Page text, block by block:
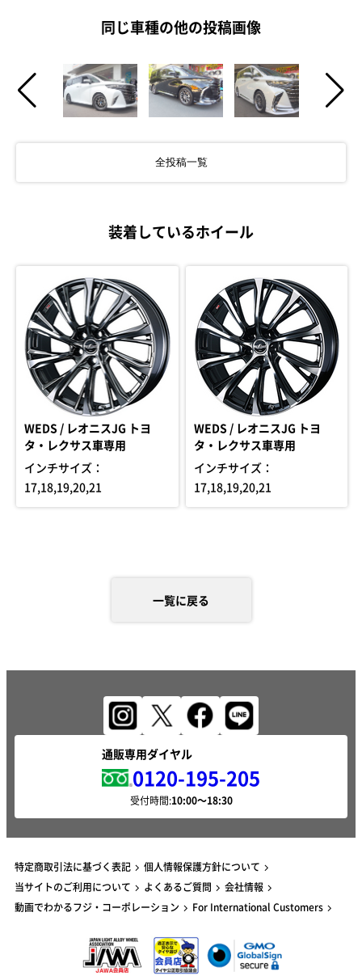
同じ車種の他の投稿画像
全投稿一覧
装着しているホイール
WEDS / レオニスJG トヨ
タ・レクサス車専用
インチサイズ：
17,18,19,20,21
WEDS / レオニスJG トヨ
タ・レクサス車専用
インチサイズ：
17,18,19,20,21
一覧に戻る
通販専用ダイヤル
0120-195-205
受付時間:
特定商取引法に基づく表記
個人情報保護方針について
当サイトのご利用について
よくあるご質問
会社情報
動画でわかるフジ・コーポレーション
For International Customers